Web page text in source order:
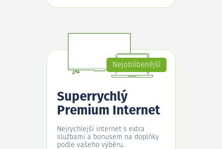
Nejoblíbenější
Superrychlý
Premium Internet
Nejrychlejší internet s extra
službami a bonusem na doplňky
podle vašeho výběru.